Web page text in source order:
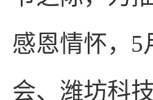
感恩情怀，5
会、潍坊科